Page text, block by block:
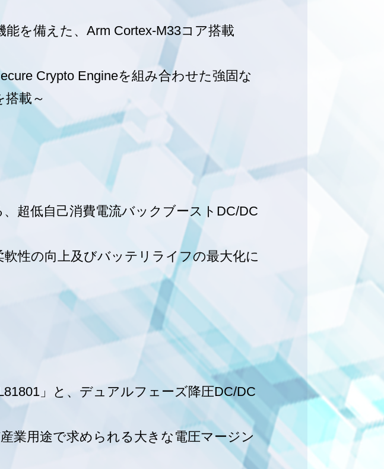
を備えた、Arm Cortex-M33コア搭載
Crypto Engineを組み合わせた強固な
載～
超低自己消費電流バックブーストDC/DC
性の向上及びバッテリライフの最大化に
」と、デュアルフェーズ降圧DC/DC
業用途で求められる大きな電圧マージン